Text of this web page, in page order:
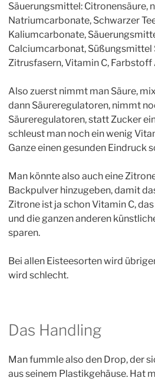
Säuerungsmittel: Citronensäure,
Natriumcarbonate, Schwarzer
Kaliumcarbonate,
Calciumcarbonat,
Zitrusfasern, Vitamin C,
Also zuerst nimmt man Säure,
dann Säureregulatoren, nimmt
Säureregulatoren, statt Zucker
schleust man noch ein wenig
Ganze einen gesunden Eindruck
Man könnte also auch eine
Backpulver hinzugeben, damit
Zitrone ist ja schon Vitamin C,
und die ganzen anderen
sparen.
Bei allen Eisteesorten wird
wird schlecht.
Das Handling
Man fummle also den Drop, der
aus seinem Plastikgehäuse. Hat